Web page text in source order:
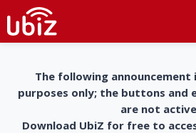
The following
purposes only; the buttons and
are not
Download UbiZ for free to